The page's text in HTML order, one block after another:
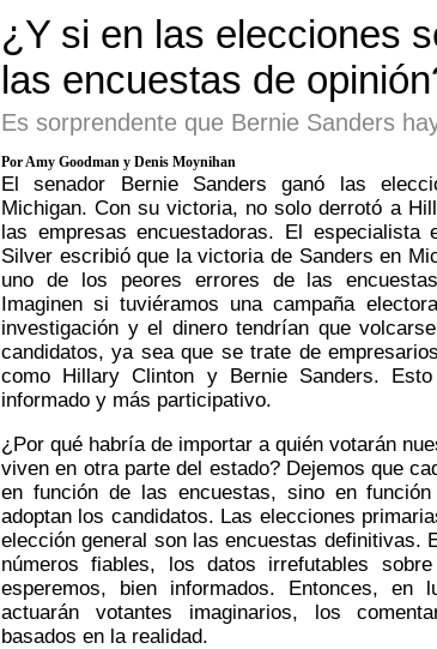
¿Y si en las elecciones
las encuestas de
Es sorprendente que Bernie Sanders
Por Amy Goodman y Denis Moynihan
El senador Bernie Sanders ganó las
Michigan. Con su victoria, no solo derrotó a
las empresas encuestadoras. El especialista
Silver escribió que la victoria de Sanders en
uno de los peores errores de las
Imaginen si tuviéramos una campaña
investigación y el dinero tendrían que
candidatos, ya sea que se trate de
como Hillary Clinton y Bernie Sanders.
informado y más participativo.
¿Por qué habría de importar a quién votarán
viven en otra parte del estado? Dejemos que
en función de las encuestas, sino en
adoptan los candidatos. Las elecciones
elección general son las encuestas definitivas.
números fiables, los datos irrefutables
esperemos, bien informados. Entonces, en
actuarán votantes imaginarios, los
basados en la realidad.